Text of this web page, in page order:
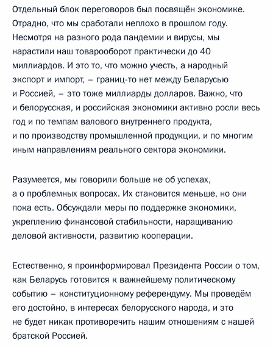
Отдельный блок переговоров был посвящён экономике.
Отрадно, что мы сработали неплохо в прошлом году.
Несмотря на разного рода пандемии и вирусы, мы
нарастили наш товарооборот практически до 40
миллиардов. И это то, что можно учесть, а народный
экспорт и импорт, – границ-то нет между Беларусью
и Россией, – это тоже миллиарды долларов. Важно, что
и белорусская, и российская экономики активно росли весь
год и по темпам валового внутреннего продукта,
и по производству промышленной продукции, и по многим
иным направлениям реального сектора экономики.
Разумеется, мы говорили больше не об успехах,
а о проблемных вопросах. Их становится меньше, но они
пока есть. Обсуждали меры по поддержке экономики,
укреплению финансовой стабильности, наращиванию
деловой активности, развитию кооперации.
Естественно, я проинформировал Президента России о том,
как Беларусь готовится к важнейшему политическому
событию – конституционному референдуму. Мы проведём
его достойно, в интересах белорусского народа, и это
не будет никак противоречить нашим отношениям с нашей
братской Россией.